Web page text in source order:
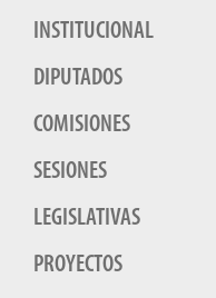
INSTITUCIONAL
DIPUTADOS
COMISIONES
SESIONES
LEGISLATIVAS
PROYECTOS